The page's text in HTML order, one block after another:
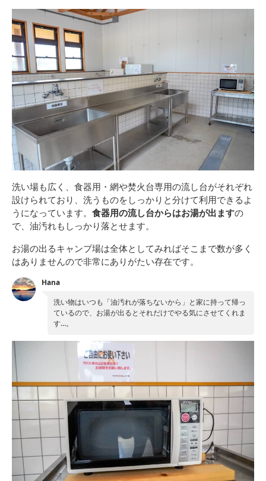
洗い場も広く、食器用・網や焚火台専用の流し台がそれぞれ
設けられており、洗うものをしっかりと分けて利用できるよ
うになっています。 食器用の流し台からはお湯が出ますの
で、油汚れもしっかり落とせます。
お湯の出るキャンプ場は全体としてみればそこまで数が多く
はありませんので非常にありがたい存在です。
Hana
洗い物はいつも「油汚れが落ちないから」と家に持って帰っ
ているので、お湯が出るとそれだけでやる気にさせてくれま
す…。